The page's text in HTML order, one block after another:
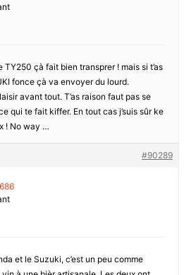
TY250 çà fait bien transprer ! mais si t’as
fonce çà va envoyer du lourd.
avant tout. T’as raison faut pas se
qui te fait kiffer. En tout cas j’suis sûr ke
! No way …
#90289
et le Suzuki, c’est un peu comme